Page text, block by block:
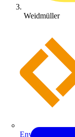
Enwitec
Weidmüller